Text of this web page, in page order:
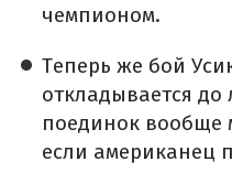
чемпионом.
Теперь же бой
откладывается до
поединок вообще
если американец